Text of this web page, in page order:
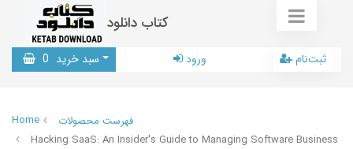
کتاب دانلود
سبد خرید 0 ورود ثبت‌نام
Home
فهرست محصولات
Hacking SaaS: An Insider's Guide to Managing Software Business